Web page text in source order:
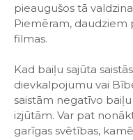
pieaugušos tā
Piemēram, daudziem
filmas.
Kad baiļu sajūta
dievkalpojumu vai
saistām negatīvo
izjūtām. Var pat
garīgas svētības,